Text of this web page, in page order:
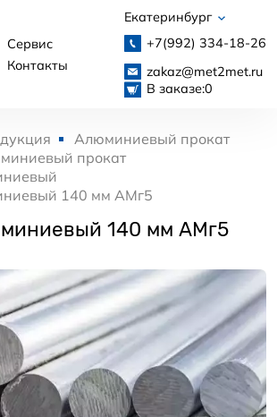
Сервис
Контакты
Екатеринбург
+7(992) 334-18-26
zakaz@met2met.ru
В заказе:0
Алюминиевый прокат
прокат
140 мм АМг5
140 мм АМг5